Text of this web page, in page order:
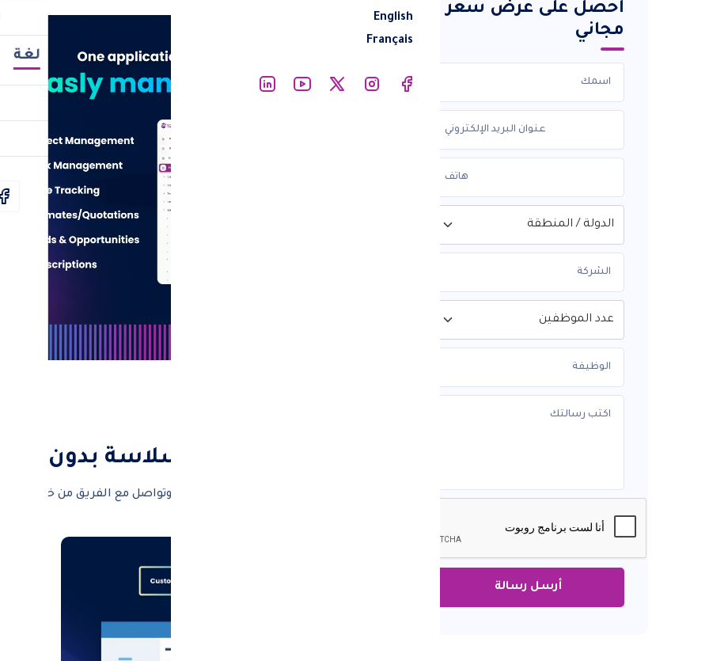
لغة
احصل على عرض سعر
مجاني
أرسل رسالة
تنظيم المشاريع بسلاسة بدون
أنشئ المهام، وزّع الأدوار، تابع التقدم، وتواصل مع الفريق من خلال